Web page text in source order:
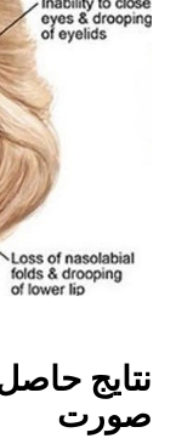
نتایج
صورت